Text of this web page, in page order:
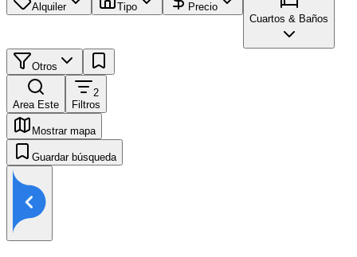
Alquiler Tipo
Precio
Cuartos & Baños
Otros
Area Este
2
Filtros
Mostrar mapa
Guardar búsqueda